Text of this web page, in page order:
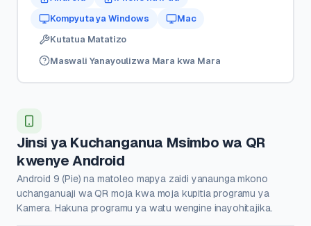
Kompyuta ya Windows Mac
Kutatua Matatizo
Maswali Yanayoulizwa Mara kwa Mara
Jinsi ya Kuchanganua Msimbo wa QR
kwenye Android
Android 9 (Pie) na matoleo mapya zaidi yanaunga mkono
uchanganuaji wa QR moja kwa moja kupitia programu ya
Kamera. Hakuna programu ya watu wengine inayohitajika.